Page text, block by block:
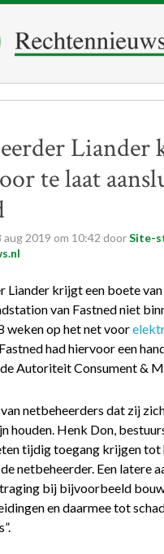
Liander
te laat
aug 2019 om 10:42 doorSite-
Liander krijgt een boete
van Fastned niet
weken op het net voor
had hiervoor een
Autoriteit Consument &
netbeheerders dat zij
houden. Henk Don,
tijdig toegang krijgen tot
netbeheerder. Een latere
bij bijvoorbeeld
en daarmee tot